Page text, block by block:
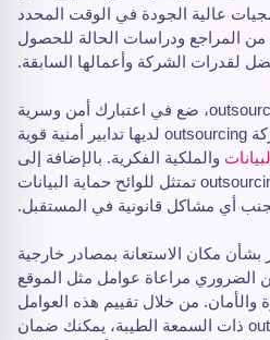
عالية الجودة في الوقت المحدد
من المراجع ودراسات الحالة للحصول
لقدرات الشركة وأعمالها السابقة.
أخيرًا، عند تطوير برمجيات outsourcing، ضع في اعتبارك أمن وسرية
مشروعك. تأكد من أن شركة outsourcing لديها تدابير أمنية قوية
والملكية الفكرية. بالإضافة إلى
ذلك، تأكد من أن شركة outsourcing تمتثل للوائح حماية البيانات
أي مشاكل قانونية في المستقبل.
بشأن مكان الاستعانة بمصادر خارجية
الضروري مراعاة عوامل مثل الموقع
والأمان. من خلال تقييم هذه العوامل
بعناية واختيار شركة outsourcing ذات السمعة الطيبة، يمكنك ضمان